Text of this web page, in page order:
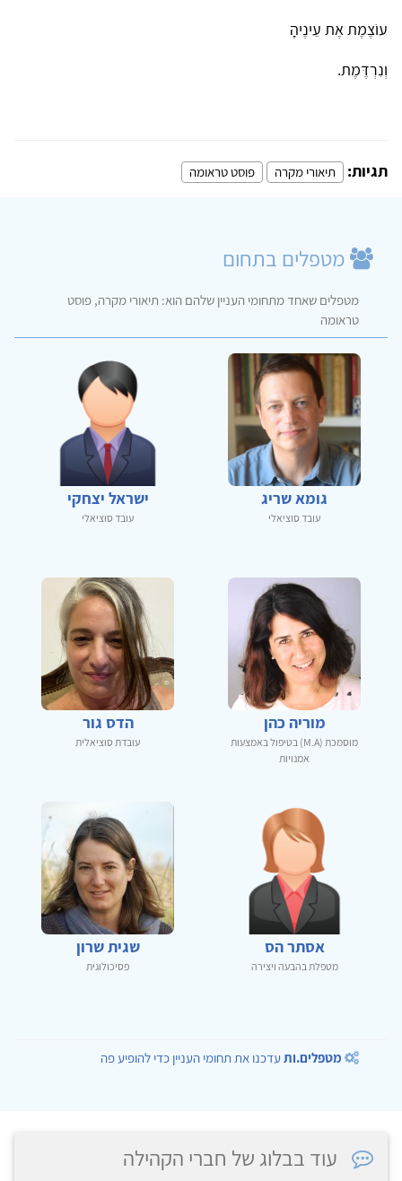
עוֹצֶמֶת אֶת עֵינֶיהָ
וְנִרְדֶּמֶת.
תגיות: תיאורי מקרה פוסט טראומה
מטפלים בתחום
מטפלים שאחד מתחומי העניין שלהם הוא: תיאורי מקרה, פוסט
טראומה
גומא שריג
עובד סוציאלי
ישראל יצחקי
עובד סוציאלי
מוריה כהן
מוסמכת (M.A) בטיפול באמצעות
אמנויות
הדס גור
עובדת סוציאלית
אסתר הס
מטפלת בהבעה ויצירה
שגית שרון
פסיכולוגית
מטפלים.ותעדכנו את תחומי העניין כדי להופיע פה
עוד בבלוג של חברי הקהילה